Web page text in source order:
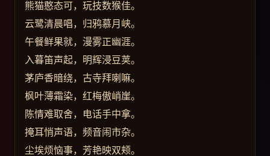
熊猫憨态可，玩技数猴佳。
云鹭清晨唱，归鸦慕月峡。
午餐鲜果就，漫雾正幽涯。
入暮笛声起，明辉浸豆荚。
茅庐香暗绕，古寺拜喇嘛。
枫叶薄霜染，红梅傲峭崖。
陈情难取舍，电话手中拿。
掩耳悄声语，频音闹市杂。
尘埃烦恼事，芳艳映双颊。